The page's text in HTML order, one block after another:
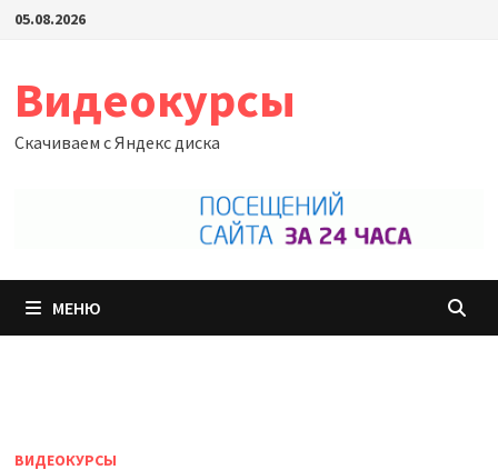
Перейти
05.08.2026
Видеокурсы
Скачиваем с Яндекс диска
МЕНЮ
ВИДЕОКУРСЫ